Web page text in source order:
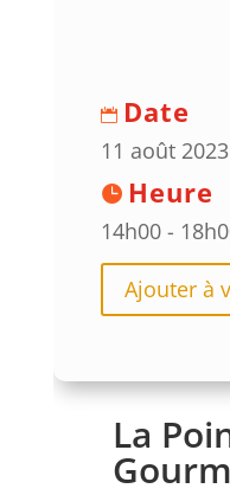
Date
11 août 2023
Heure
14h00 -
Ajouter à
La